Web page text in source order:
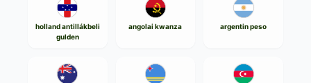
holland antillákbeli
gulden
angolai kwanza argentin peso